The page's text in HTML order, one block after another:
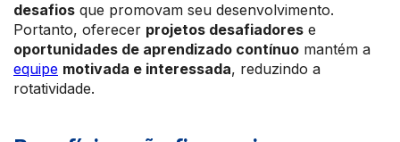
desafios que promovam seu desenvolvimento.
Portanto, oferecer projetos desafiadores e
oportunidades de aprendizado contínuo mantém a
equipe motivada e interessada, reduzindo a
rotatividade.